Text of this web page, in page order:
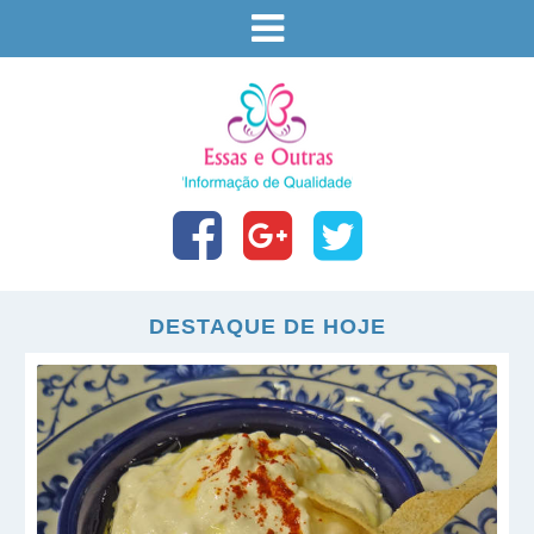
DESTAQUE DE HOJE